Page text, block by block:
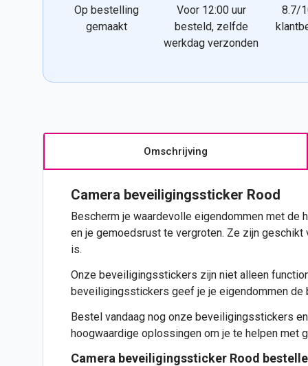
Op bestelling
gemaakt
Voor 12:00 uur
besteld, zelfde
werkdag verzonden
8.7/
Omschrijving
Camera beveiligingssticker Rood
Bescherm je waardevolle eigendommen met
en je gemoedsrust te vergroten. Ze zijn
is.
Onze beveiligingsstickers zijn niet alleen
beveiligingsstickers geef je je eigendommen de
Bestel vandaag nog onze beveiligingsstickers
hoogwaardige oplossingen om je te helpen met
Camera beveiligingssticker Rood